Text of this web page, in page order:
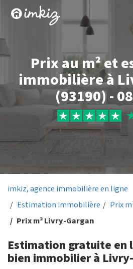
Prix au m² et
immobilière à
(93190) -
imkiz, agence immobilière en ligne
Estimation immobilière
Prix
Prix m² Livry-Gargan
Estimation gratuite en
bien immobilier à